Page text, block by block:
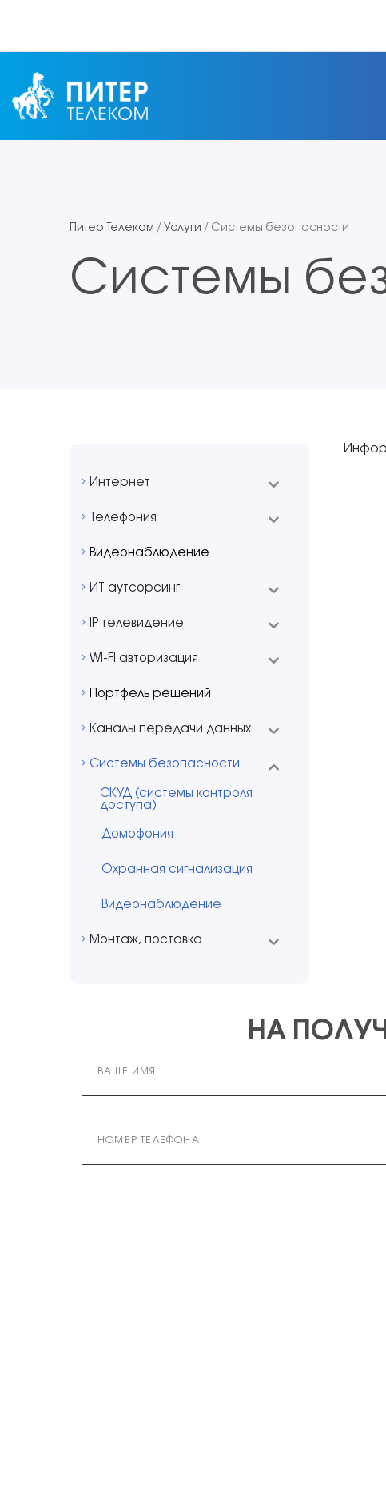
Питер Телеком / Услуги / Системы безопасности
Системы
Интернет
Телефония
Видеонаблюдение
ИТ aутсорсинг
IP телевидение
WI-FI авторизация
Портфель решений
Каналы передачи данных
Системы безопасности
СКУД (системы контроля
доступа)
Домофония
Охранная сигнализация
Видеонаблюдение
Монтаж, поставка
НА